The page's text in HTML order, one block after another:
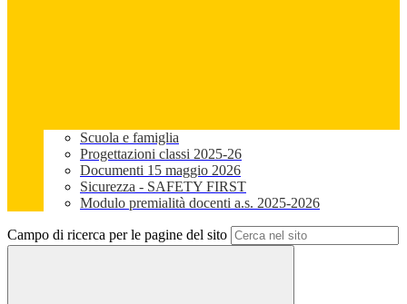
Scuola e famiglia
Progettazioni classi 2025-26
Documenti 15 maggio 2026
Sicurezza - SAFETY FIRST
Modulo premialità docenti a.s. 2025-2026
Campo di ricerca per le pagine del sito